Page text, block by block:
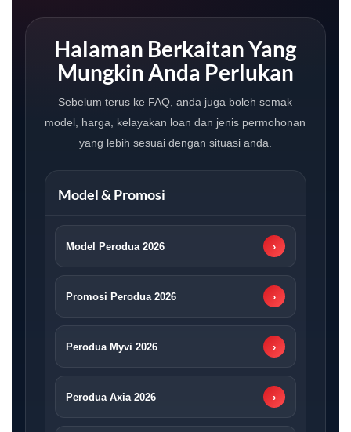
Halaman Berkaitan Yang
Mungkin Anda Perlukan
Sebelum terus ke FAQ, anda juga boleh semak
model, harga, kelayakan loan dan jenis permohonan
yang lebih sesuai dengan situasi anda.
Model & Promosi
Model Perodua 2026 ›
Promosi Perodua 2026 ›
Perodua Myvi 2026 ›
Perodua Axia 2026 ›